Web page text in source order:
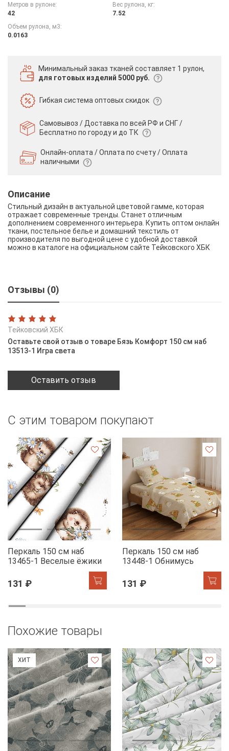
Метров в рулоне:
42
Вес рулона, кг:
7.52
Объем рулона, м3:
0.0163
Минимальный заказ тканей составляет 1 рулон,
для готовых изделий 5000 руб.
Гибкая системаоптовых скидок
Самовывоз / Доставка по всей РФ и СНГ /
Бесплатно по городу и до ТК
Онлайн-оплата / Оплата по счету /Оплата
наличными
Описание
Стильный дизайн в актуальной цветовой гамме, которая
отражает современные тренды. Станет отличным
дополнением современного интерьера. Купить оптом онлайн
ткани, постельное белье и домашний текстиль от
производителя по выгодной цене с удобной доставкой
можно в каталоге на официальном сайте Тейковского ХБК
Отзывы (0)
Тейковский ХБК
Оставьте свой отзыв о товаре Бязь Комфорт 150 см наб
13513-1 Игра света
Оставить отзыв
С этим товаром покупают
Перкаль 150 см наб
13465-1 Веселые ёжики
131 ₽
Перкаль 150 см наб
13448-1 Обнимусь
131 ₽
Похожие товары
ХИТ